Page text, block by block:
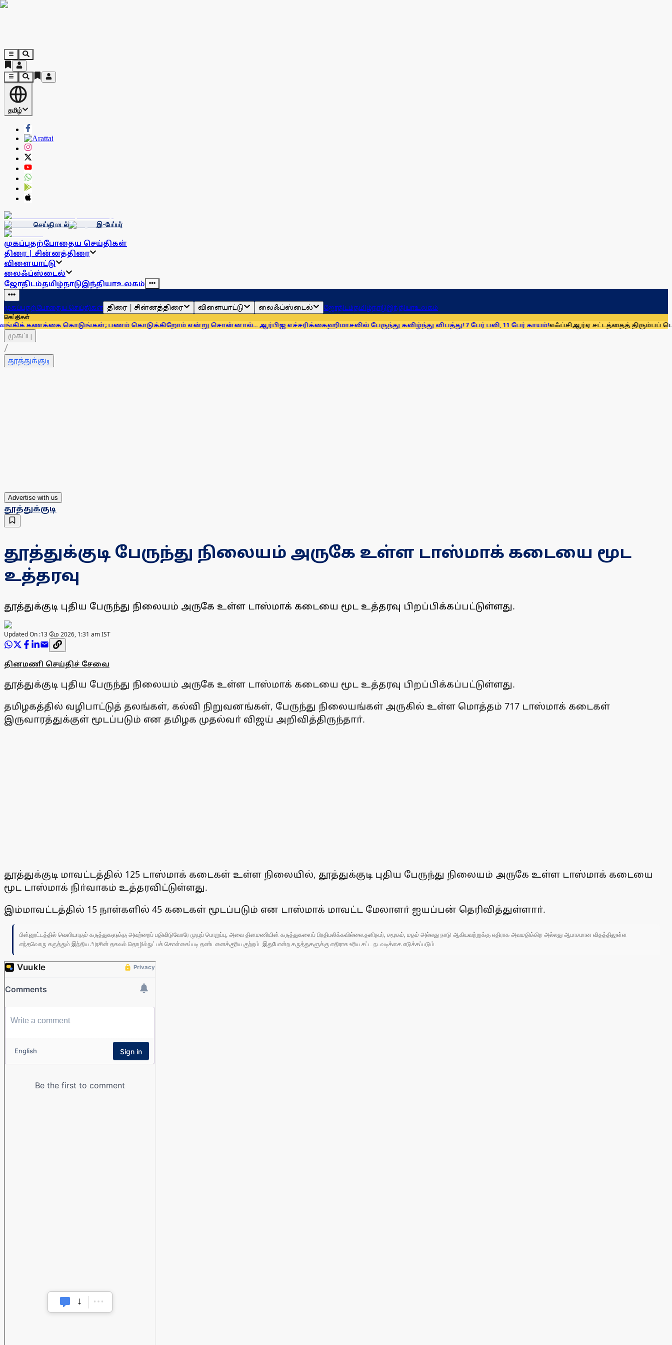
தமிழ்
செய்தி மடல் இ-பேப்பர்
முகப்புதற்போதைய செய்திகள்
திரை | சின்னத்திரை
விளையாட்டு
லைஃப்ஸ்டைல்
ஜோதிடம்தமிழ்நாடுஇந்தியாஉலகம்
முகப்புதற்போதைய செய்திகள் திரை | சின்னத்திரை விளையாட்டு லைஃப்ஸ்டைல் ஜோதிடம்தமிழ்நாடுஇந்தியாஉலகம்
செய்திகள்
கொடுங்கள்; பணம் கொடுக்கிறோம் என்று சொன்னால்... ஆர்பிஐ எச்சரிக்கைஹிமாசலில் பேருந்து கவிழ்ந்து விபத்து! 7 பேர் பலி, 11 பேர் காயம்!எஃப்சிஆர்ஏ சட்டத்தைத் திரும்பப் பெறுக:
முகப்பு
/
தூத்துக்குடி
Advertise with us
தூத்துக்குடி
தூத்துக்குடி பேருந்து நிலையம் அருகே உள்ள டாஸ்மாக் கடையை மூட
உத்தரவு
தூத்துக்குடி புதிய பேருந்து நிலையம் அருகே உள்ள டாஸ்மாக் கடையை மூட உத்தரவு பிறப்பிக்கப்பட்டுள்ளது.
Updated On :13 மே 2026, 1:31 am IST
தினமணி செய்திச் சேவை
தூத்துக்குடி புதிய பேருந்து நிலையம் அருகே உள்ள டாஸ்மாக் கடையை மூட உத்தரவு பிறப்பிக்கப்பட்டுள்ளது.
தமிழகத்தில் வழிபாட்டுத் தலங்கள், கல்வி நிறுவனங்கள், பேருந்து நிலையங்கள் அருகில் உள்ள மொத்தம் 717 டாஸ்மாக் கடைகள்
இருவாரத்துக்குள் மூடப்படும் என தமிழக முதல்வா் விஜய் அறிவித்திருந்தாா்.
தூத்துக்குடி மாவட்டத்தில் 125 டாஸ்மாக் கடைகள் உள்ள நிலையில், தூத்துக்குடி புதிய பேருந்து நிலையம் அருகே உள்ள டாஸ்மாக் கடையை
மூட டாஸ்மாக் நிா்வாகம் உத்தரவிட்டுள்ளது.
இம்மாவட்டத்தில் 15 நாள்களில் 45 கடைகள் மூடப்படும் என டாஸ்மாக் மாவட்ட மேலாளா் ஐயப்பன் தெரிவித்துள்ளாா்.
பின்னூட்டத்தில் வெளியாகும் கருத்துகளுக்கு அவற்றைப் பதிவிடுவோரே முழுப் பொறுப்பு; அவை தினமணியின் கருத்துகளைப் பிரதிபலிக்கவில்லை.தனிநபர், சமூகம், மதம் அல்லது நாடு ஆகியவற்றுக்கு எதிராக அவமதிக்கிற அல்லது ஆபாசமான விதத்திலுள்ள
எந்தவொரு கருத்தும் இந்திய அரசின் தகவல் தொழில்நுட்பக் கொள்கைப்படி தண்டனைக்குரிய குற்றம். இதுபோன்ற கருத்துகளுக்கு எதிராக உரிய சட்ட நடவடிக்கை எடுக்கப்படும்.